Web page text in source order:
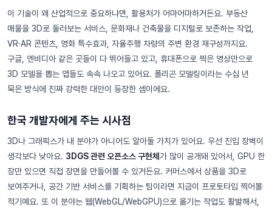
이 기술이 왜 산업적으로 중요하냐면, 활용처가 어마어마하거든요. 부동산
매물을 3D로 둘러보는 서비스, 문화재나 건축물을 디지털로 보존하는 작업,
VR·AR 콘텐츠, 영화 특수효과, 자율주행 차량의 주변 환경 재구성까지요.
구글, 엔비디아 같은 곳들이 다 뛰어들고 있고, 휴대폰으로 찍은 영상만으로
3D 모델을 뽑는 앱들도 속속 나오고 있어요. 폴리곤 모델링이라는 수십 년
묵은 방식에 진짜 강력한 대안이 등장한 셈이에요.
한국 개발자에게 주는 시사점
3D나 그래픽스가 내 분야가 아니어도 알아둘 가치가 있어요. 우선 진입 장벽이
생각보다 낮아요. 3DGS 관련 오픈소스 구현체 가 많이 공개돼 있어서, GPU 한
장만 있으면 직접 장면을 만들어볼 수 있거든요. 커머스에서 상품을 3D로
보여주거나, 공간 기반 서비스를 기획하는 팀이라면 지금이 프로토타입 찍어볼
적기예요. 또 이 분야는 웹(WebGL/WebGPU)으로 옮기는 작업도 활발해서,